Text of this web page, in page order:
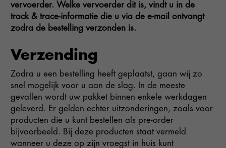
vervoerder. Welke vervoerder dit is, vindt u in de
track & trace-informatie die u via de e-mail ontvangt
zodra de bestelling verzonden is.
Verzending
Zodra u een bestelling heeft geplaatst, gaan wij zo
snel mogelijk voor u aan de slag. In de meeste
gevallen wordt uw pakket binnen enkele werkdagen
geleverd. Er gelden echter uitzonderingen, zoals voor
producten die u kunt bestellen als pre-order
bijvoorbeeld. Bij deze producten staat vermeld
wanneer u deze op zijn vroegst in huis kunt